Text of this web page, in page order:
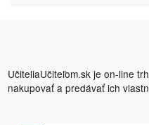
UčiteliaUčiteľom.sk je on-line
nakupovať a predávať ich